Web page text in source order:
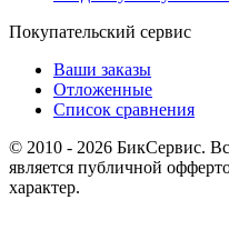
Покупательский сервис
Ваши заказы
Отложенные
Список сравнения
© 2010 - 2026 БикСервис.
является публичной
характер.